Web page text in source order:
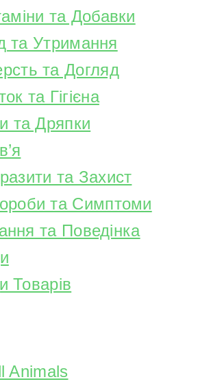
та Добавки
та Утримання
та Догляд
та Гігієна
та Дряпки
та Захист
та Симптоми
та Поведінка
Товарів
Animals